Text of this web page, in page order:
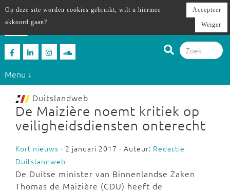
Menu ↓
Duitslandweb
De Maizière noemt kritiek op
veiligheidsdiensten onterecht
Kort nieuws - 2 januari 2017 - Auteur: Redactie
Duitslandweb
De Duitse minister van Binnenlandse Zaken
Thomas de Maizière (CDU) heeft de
Op deze site worden cookies gebruikt, wilt u hiermee
akkoord gaan?
Accepteer
Weiger